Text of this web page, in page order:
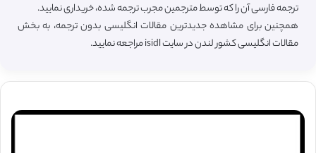
ترجمه فارسی آن را که توسط مترجمین مجرب ترجمه شده، خریداری نمایید.
همچنین برای مشاهده جدیدترین مقالات انگلیسی بدون ترجمه، به بخش
مقالات انگلیسی کشور لندن در سایت isidl مراجعه نمایید.